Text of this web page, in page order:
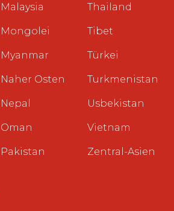
Malaysia
Mongolei
Myanmar
Naher Osten
Nepal
Oman
Pakistan
Thailand
Tibet
Türkei
Turkmenistan
Usbekistan
Vietnam
Zentral-Asien